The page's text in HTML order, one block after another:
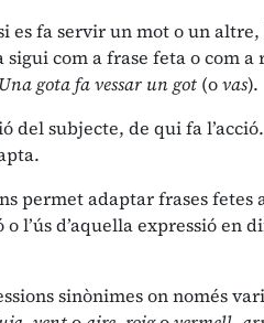
es fa servir un mot o un
com a frase feta o com a
Una gota fa vessar un got (ovas).
del subjecte, de qui fa
permet adaptar frases
l’ús d’aquella expressió en
sinònimes on només